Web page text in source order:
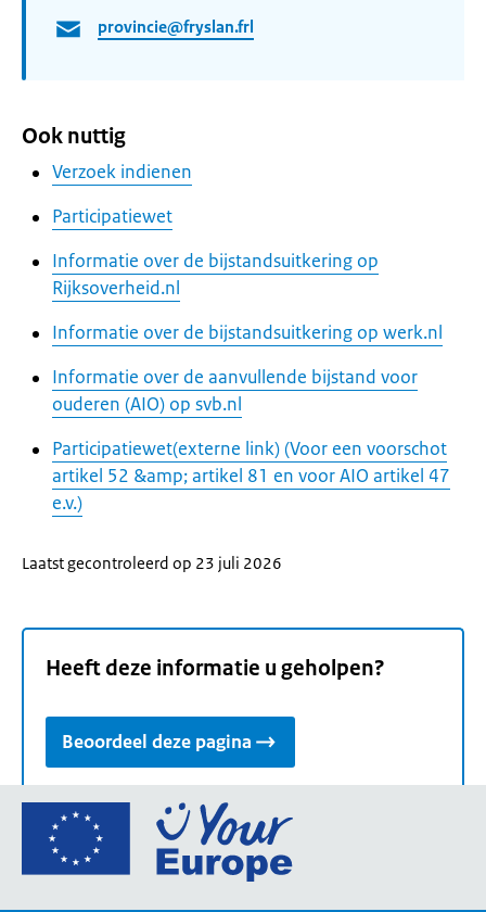
provincie@fryslan.frl
Ook nuttig
Verzoek indienen
Participatiewet
Informatie over de bijstandsuitkering op
Rijksoverheid.nl
Informatie over de bijstandsuitkering op werk.nl
Informatie over de aanvullende bijstand voor
ouderen (AIO) op svb.nl
Participatiewet(externe link) (Voor een voorschot
artikel 52 &amp; artikel 81 en voor AIO artikel 47
e.v.)
Laatst gecontroleerd op 23 juli 2026
Heeft deze informatie u geholpen?
Beoordeel deze pagina
Ga
de